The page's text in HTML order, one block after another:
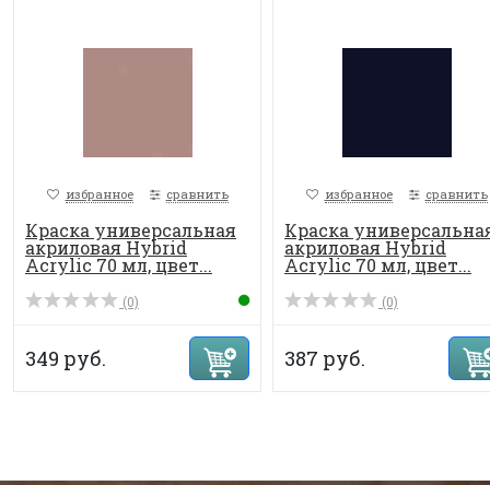
избранное сравнить
Краска универсальная
акриловая Hybrid
Acrylic 70 мл, цвет...
(0)
349 руб.
избранное сравнить
Краска
акриловая Hybrid
Acrylic 70 мл, цвет...
(0)
387 руб.